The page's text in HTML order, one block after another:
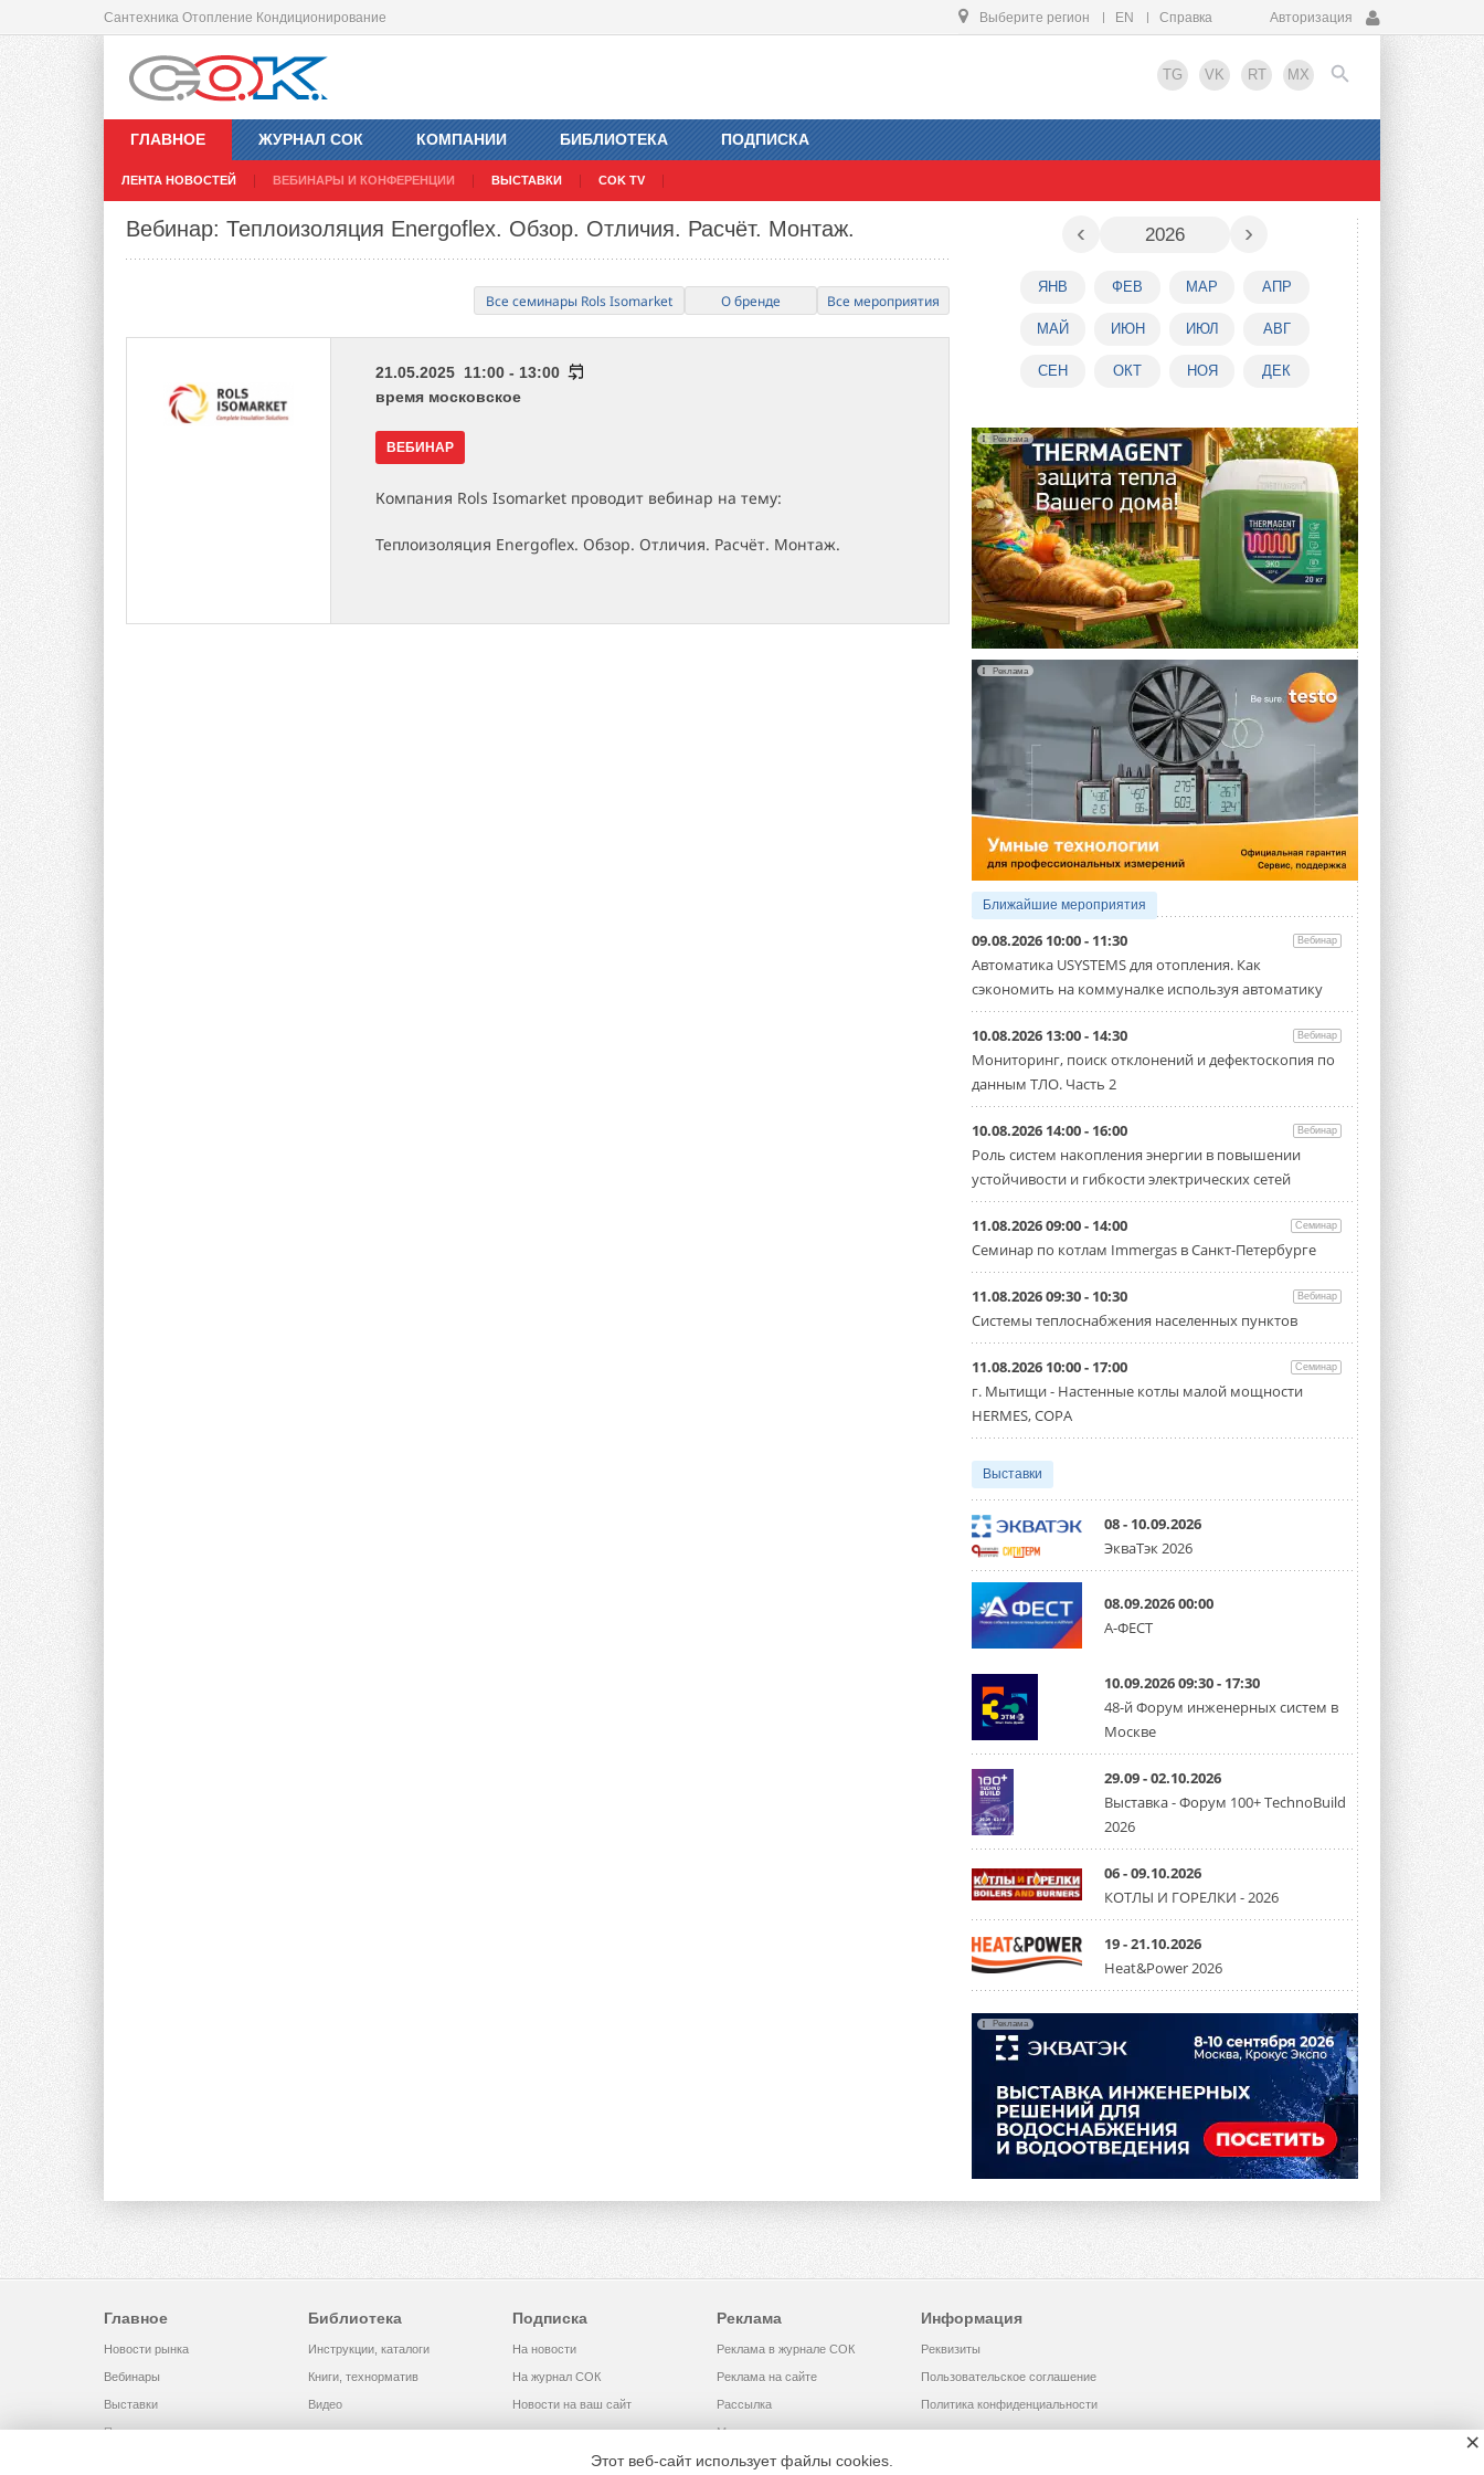
Сантехника Отопление Кондиционирование Выберите регион EN Справка Авторизация
TG VK RT MX
ГЛАВНОЕ
ЛЕНТА НОВОСТЕЙ ВЕБИНАРЫ И КОНФЕРЕНЦИИ ВЫСТАВКИ COK TV
ЖУРНАЛ СОК КОМПАНИИ БИБЛИОТЕКА ПОДПИСКА
EN
Вебинар: Теплоизоляция Energoflex. Обзор. Отличия. Расчёт. Монтаж.
Все семинары Rols Isomarket О бренде Все мероприятия
21.05.2025 11:00 - 13:00
время московское
ВЕБИНАР
Компания Rols Isomarket проводит вебинар на тему:
Теплоизоляция Energoflex. Обзор. Отличия. Расчёт. Монтаж.
‹ 2026 ›
ЯНВ ФЕВ МАР АПР
МАЙ ИЮН ИЮЛ АВГ
СЕН ОКТ НОЯ ДЕК
Реклама
Реклама
Ближайшие мероприятия
09.08.2026 10:00 - 11:30 Вебинар
Автоматика USYSTEMS для отопления. Как
сэкономить на коммуналке используя автоматику
10.08.2026 13:00 - 14:30 Вебинар
Мониторинг, поиск отклонений и дефектоскопия по
данным ТЛО. Часть 2
10.08.2026 14:00 - 16:00 Вебинар
Роль систем накопления энергии в повышении
устойчивости и гибкости электрических сетей
11.08.2026 09:00 - 14:00 Семинар
Семинар по котлам Immergas в Санкт-Петербурге
11.08.2026 09:30 - 10:30 Вебинар
Системы теплоснабжения населенных пунктов
11.08.2026 10:00 - 17:00 Семинар
г. Мытищи - Настенные котлы малой мощности
HERMES, COPA
Выставки
08 - 10.09.2026
ЭкваТэк 2026
08.09.2026 00:00
А-ФЕСТ
10.09.2026 09:30 - 17:30
48-й Форум инженерных систем в
Москве
29.09 - 02.10.2026
Выставка - Форум 100+ TechnoBuild
2026
06 - 09.10.2026
КОТЛЫ И ГОРЕЛКИ - 2026
19 - 21.10.2026
Heat&Power 2026
Реклама
Главное
Новости рынка
Вебинары
Выставки
Помощь
Библиотека
Инструкции, каталоги
Книги, технорматив
Видео
Подписка
На новости
На журнал СОК
Новости на ваш сайт
Реклама
Реклама в журнале СОК
Реклама на сайте
Рассылка
Медиакит
Информация
Реквизиты
Пользовательское соглашение
Политика конфиденциальности
Этот веб-сайт использует файлы cookies.
×